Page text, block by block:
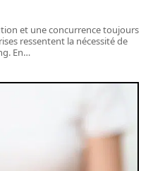
et une concurrence toujours
ressentent la nécessité de
En…